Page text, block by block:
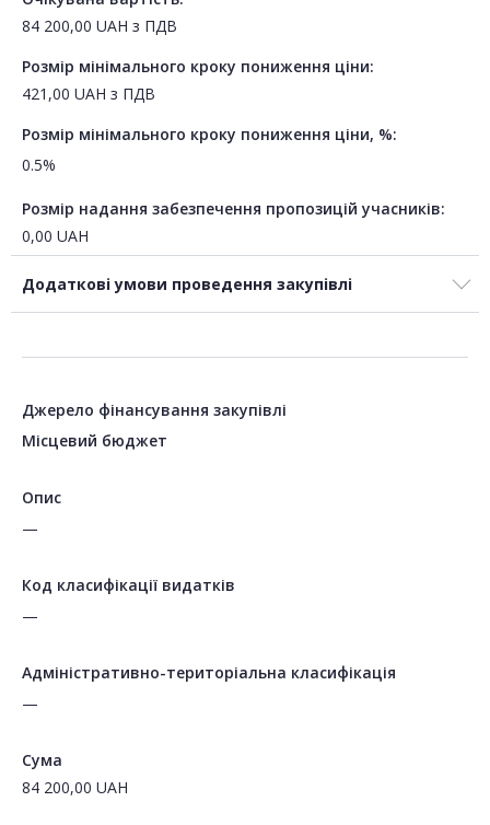
84 200,00 UAH з ПДВ
Розмір мінімального кроку пониження ціни:
421,00 UAH з ПДВ
Розмір мінімального кроку пониження ціни, %:
0.5%
Розмір надання забезпечення пропозицій учасників:
0,00 UAH
Додаткові умови проведення закупівлі
Джерело фінансування закупівлі
Місцевий бюджет
Опис
—
Код класифікації видатків
—
Адміністративно-територіальна класифікація
—
Сума
84 200,00 UAH